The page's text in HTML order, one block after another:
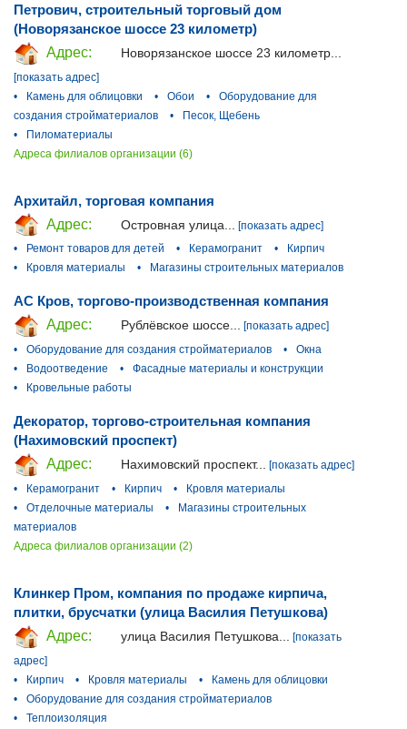
Петрович, строительный торговый дом
(Новорязанское шоссе 23 километр)
Адрес:
Новорязанское шоссе 23 километр...
[показать адрес]
•
Камень для облицовки • Обои •
Оборудование для
создания стройматериалов
•
Песок, Щебень
•
Пиломатериалы
Адреса филиалов организации (6)
Архитайл, торговая компания
Адрес:
Островная улица...
[показать адрес]
•
Ремонт товаров для детей • Керамогранит •
Кирпич
•
Кровля материалы • Магазины строительных материалов
АС Кров, торгово-производственная компания
Адрес:
Рублёвское шоссе... [показать адрес]
•
Оборудование для создания стройматериалов •
Окна
•
Водоотведение •
Фасадные материалы и конструкции
•
Кровельные работы
Декоратор, торгово-строительная компания
(Нахимовский проспект)
Адрес:
Нахимовский проспект...
[показать адрес]
•
Керамогранит • Кирпич •
Кровля материалы
•
Отделочные материалы •
Магазины строительных
материалов
Адреса филиалов организации (2)
Клинкер Пром, компания по продаже кирпича,
плитки, брусчатки (улица Василия Петушкова)
Адрес:
улица Василия Петушкова...
[показать
адрес]
•
Кирпич • Кровля материалы •
Камень для облицовки
•
Оборудование для создания стройматериалов
•
Теплоизоляция